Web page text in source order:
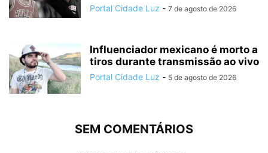
Portal Cidade Luz - 7 de agosto de 2026
Influenciador mexicano é morto a
tiros durante transmissão ao vivo
Portal Cidade Luz - 5 de agosto de 2026
SEM COMENTÁRIOS